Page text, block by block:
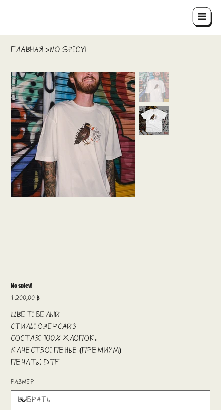
ГЛАВНАЯ >No spicy!
No spicy!
Цена
1 200,00 ฿
Цвет: Белый
Стиль: Оверсайз
Состав: 100% хлопок.
Качество: пенье (премиум)
Печать: DTF
размер